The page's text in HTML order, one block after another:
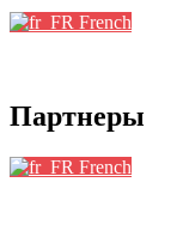
French
Партнеры
French